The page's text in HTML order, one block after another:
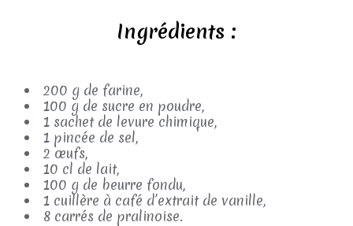
Ingrédients :
200 g de farine,
100 g de sucre en poudre,
1 sachet de levure chimique,
1 pincée de sel,
2 œufs,
10 cl de lait,
100 g de beurre fondu,
1 cuillère à café d’extrait de vanille,
8 carrés de pralinoise.